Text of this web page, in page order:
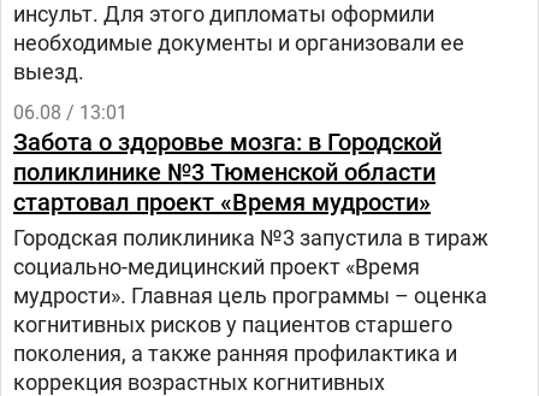
инсульт. Для этого дипломаты оформили
необходимые документы и организовали ее
выезд.
06.08 / 13:01
Забота о здоровье мозга: в Городской
поликлинике №3 Тюменской области
стартовал проект «Время мудрости»
Городская поликлиника №3 запустила в тираж
социально-медицинский проект «Время
мудрости». Главная цель программы – оценка
когнитивных рисков у пациентов старшего
поколения, а также ранняя профилактика и
коррекция возрастных когнитивных